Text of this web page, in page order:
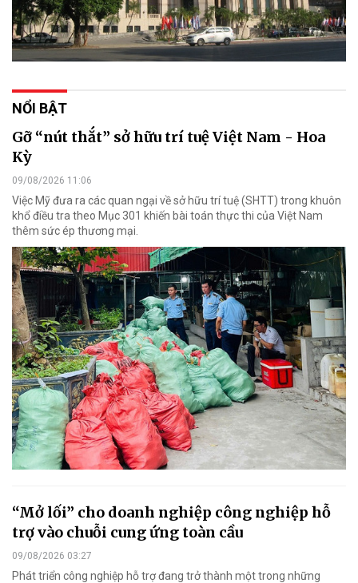
NỔI BẬT
Gỡ “nút thắt” sở hữu trí tuệ Việt Nam - Hoa
Kỳ
09/08/2026 11:06
Việc Mỹ đưa ra các quan ngại về sở hữu trí tuệ (SHTT) trong khuôn
khổ điều tra theo Mục 301 khiến bài toán thực thi của Việt Nam
thêm sức ép thương mại.
“Mở lối” cho doanh nghiệp công nghiệp hỗ
trợ vào chuỗi cung ứng toàn cầu
09/08/2026 03:27
Phát triển công nghiệp hỗ trợ đang trở thành một trong những